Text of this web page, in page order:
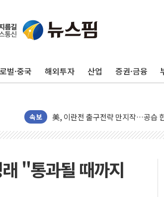
벌·중국 해외투자 산업 증권·금융
속보
김민석, 2주차 제주·인천 경선서 정
[속보] 민주, 제주·인천 경선 결과
[속보] 민주, 제주 경선 결과 발표...
이번주 국내 주요 금융일정
강릉·동해·삼척 시간당 최대 50㎜
폐기물 수거하다 참변…60대 환경
李대통령 "결혼 때문에 손해 보는
여수 오동도 인근 해상서 모터보트
추미애, '위안부' 피해자 기림의 날
"통과될 때까지